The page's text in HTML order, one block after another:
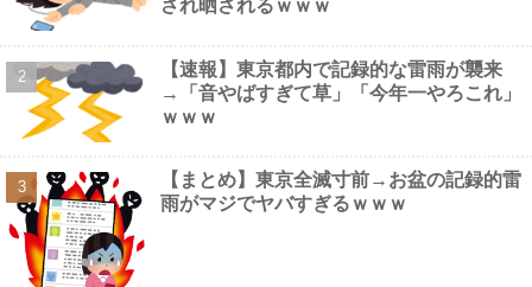
【速報】週刊フジ「減税反対結構！ならば石破太郎と河野茂は離
党してケジメをつけろ」他
【動画】 美人女優さん、映画でマ○コのビラビラまでめくらせて
しまうｗｗｗｗｗｗ
NEW!
【画像】 テレ東の深夜がスゴイ、セクシー女優のナマ乳をモロ流
し
Powered by livedoor 相互RSS
され晒されるｗｗｗ
【速報】東京都内で記録的な雷雨が襲来
→「音やばすぎて草」「今年一やろこれ」
ｗｗｗ
【まとめ】東京全滅寸前→お盆の記録的雷
雨がマジでヤバすぎるｗｗｗ